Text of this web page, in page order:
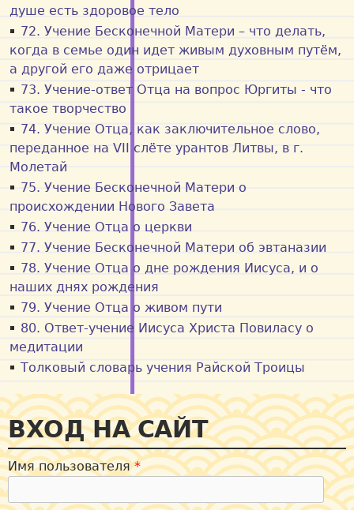
душе есть здоровое тело
72. Учение Бесконечной Матери – что делать,
когда в семье один идет живым духовным путём,
а другой его даже отрицает
73. Учение-ответ Отца на вопрос Юргиты - что
такое творчество
74. Учение Отца, как заключительное слово,
переданное на VII слёте урантов Литвы, в г.
Молетай
75. Учение Бесконечной Матери о
происхождении Нового Завета
76. Учение Отца о церкви
77. Учение Бесконечной Матери об эвтаназии
78. Учение Отца о дне рождения Иисуса, и о
наших днях рождения
79. Учение Отца о живом пути
80. Ответ-учение Иисуса Христа Повиласу о
медитации
Толковый словарь учения Райской Троицы
ВХОД НА САЙТ
Имя пользователя*